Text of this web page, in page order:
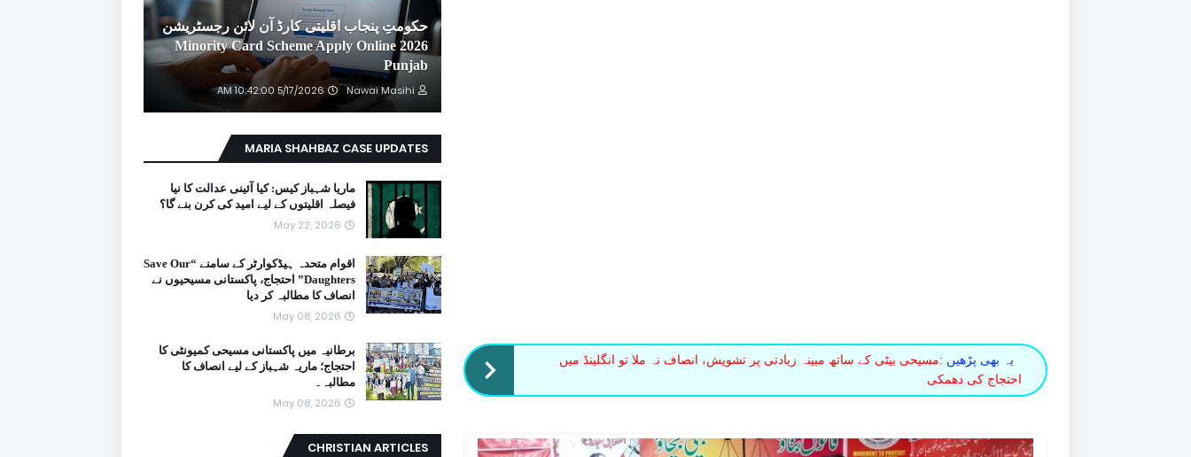
یہ بھی پڑھیں :مسیحی بیٹی کے ساتھ مبینہ زیادتی پر تشویش، انصاف نہ ملا تو انگلینڈ میں
احتجاج کی دھمکی
حکومتِ پنجاب اقلیتی کارڈ آن لائن رجسٹریشن
2026 Minority Card Scheme Apply Online
Punjab
Nawai Masihi
5/17/2026 10:42:00 AM
MARIA SHAHBAZ CASE UPDATES
ماریا شہباز کیس: کیا آئینی عدالت کا نیا
فیصلہ اقلیتوں کے لیے امید کی کرن بنے گا؟
May 22, 2026
اقوام متحدہ ہیڈکوارٹر کے سامنے “Save Our
Daughters” احتجاج، پاکستانی مسیحیوں نے
انصاف کا مطالبہ کر دیا
May 08, 2026
برطانیہ میں پاکستانی مسیحی کمیونٹی کا
احتجاج؛ ماریہ شہباز کے لیے انصاف کا
مطالبہ۔
May 08, 2026
CHRISTIAN ARTICLES